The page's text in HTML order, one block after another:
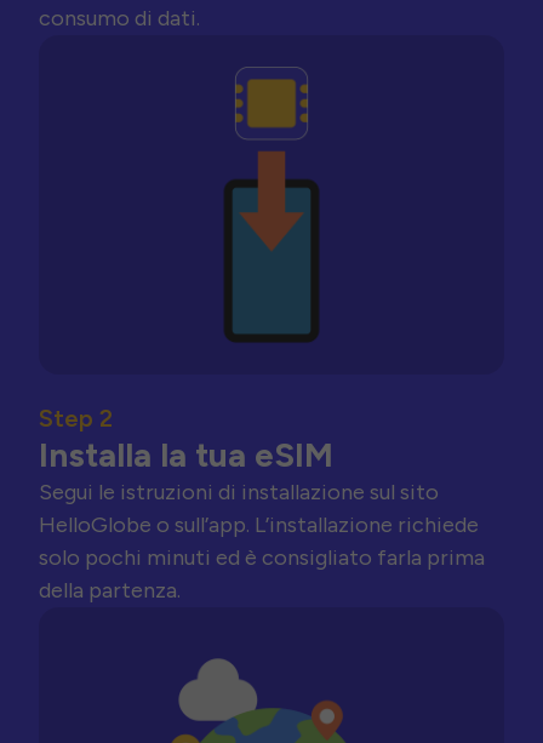
consumo di dati.
Step 2
Installa la tua eSIM
Segui le istruzioni di installazione sul sito
HelloGlobe o sull’app. L’installazione richiede
solo pochi minuti ed è consigliato farla prima
della partenza.